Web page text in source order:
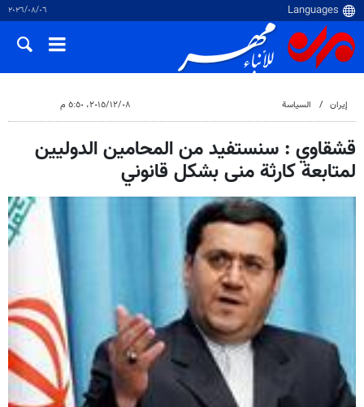
٠٦‏/٠٨‏/٢٠٢٦
إيران السياسة ٠٨‏/١٢‏/٢٠١٥، ٥:٥٠ م
قشقاوي : سنستفيد من المحامين الدوليين
لمتابعة كارثة منى بشكل قانوني